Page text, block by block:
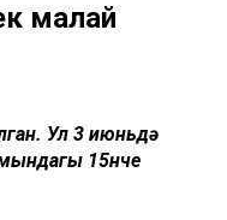
малай
Ул 3 июньдә
15нче